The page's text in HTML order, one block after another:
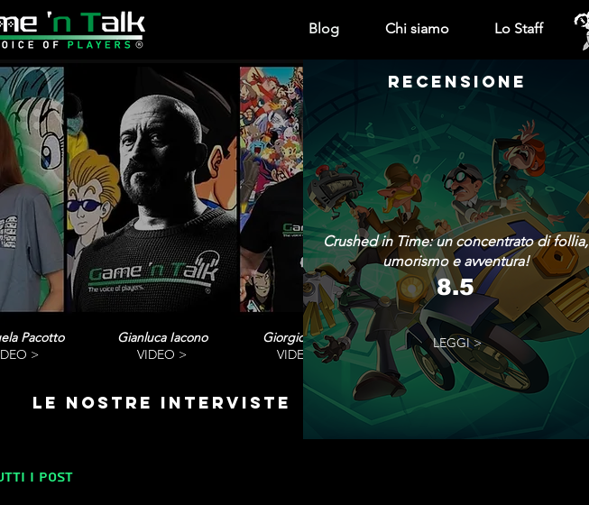
Blog Chi siamo Lo Staff
Pacotto
>
Gianluca Iacono
VIDEO >
Giorgio Vanni
VIDEO>
le nostre interviste
RECENSIONE
Crushed in Time: un concentrato di follia,
umorismo e avventura!
8.5
LEGGI >
i post